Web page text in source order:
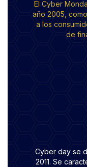
El Cyber
año 2005,
a los
de
Cyber day se
2011. Se